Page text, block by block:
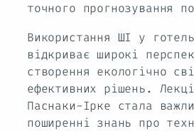
точного прогнозування
Використання ШІ у
відкриває широкі
створення екологічно
ефективних рішень.
Паснаки-Ірке стала
поширенні знань про